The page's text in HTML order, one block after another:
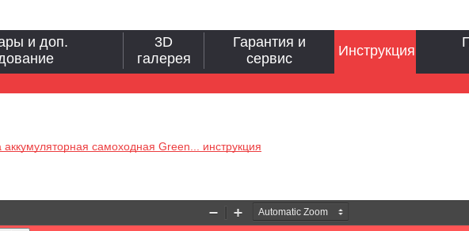
аккумуляторная самоходная Green... инструкция
Zoom
Zoom
и доп.
3D
галерея
Гарантия и
сервис
Инструкция